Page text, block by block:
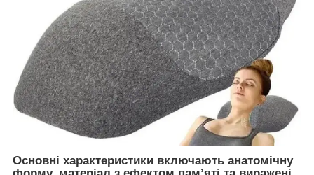
Основні характеристики включають анатомічну